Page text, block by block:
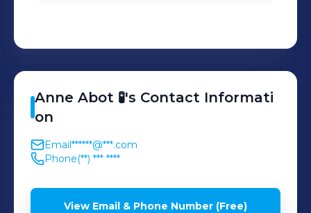
Anne Abot 🧪's Contact Informati
on
Email******@***.com
Phone(**) *** ****
View Email & Phone Number (Free)